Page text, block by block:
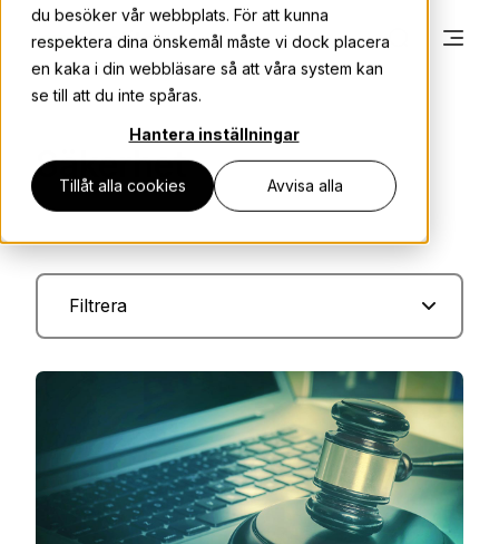
du besöker vår webbplats. För att kunna
respektera dina önskemål måste vi dock placera
en kaka i din webbläsare så att våra system kan
se till att du inte spåras.
Hantera inställningar
Tillåt alla cookies Avvisa alla
Säkerhet